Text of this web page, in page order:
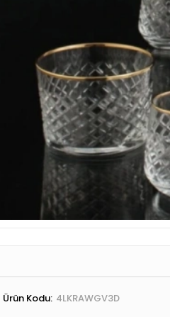
Ürün Kodu: 4LKRAWGV3D